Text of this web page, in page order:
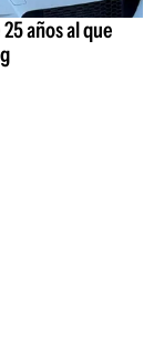
años al que